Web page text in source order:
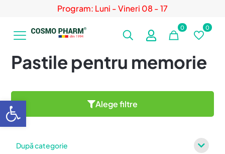
Program: Luni - Vineri 08 - 17
0 0
Pastile pentru memorie
Alege filtre
După categorie
Deschide bara de unelte